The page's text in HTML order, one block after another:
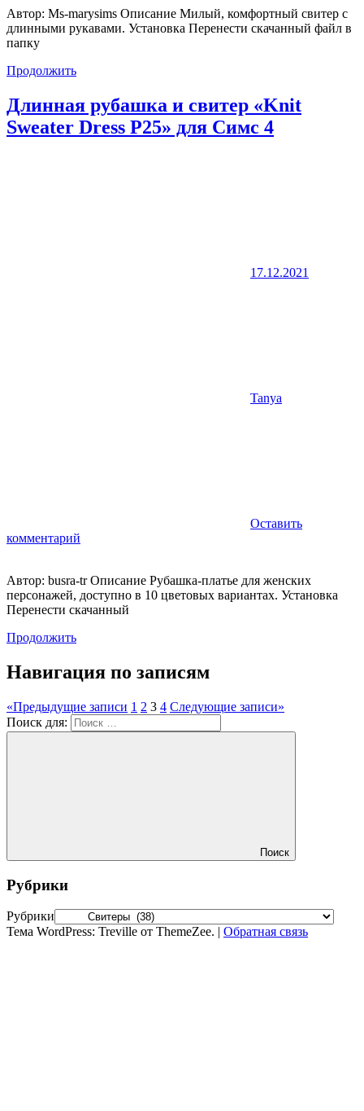
Автор: Ms-marysims Описание Милый, комфортный свитер с
длинными рукавами. Установка Перенести скачанный файл в
папку
Продолжить
Длинная рубашка и свитер «Knit
Sweater Dress P25» для Симс 4
17.12.2021
Tanya
Оставить
комментарий
Автор: busra-tr Описание Рубашка-платье для женских
персонажей, доступно в 10 цветовых вариантах. Установка
Перенести скачанный
Продолжить
Навигация по записям
«Предыдущие записи 1 2 3 4 Следующие записи»
Поиск для:
Поиск
Рубрики
Рубрики
Тема WordPress: Treville от ThemeZee. | Обратная связь